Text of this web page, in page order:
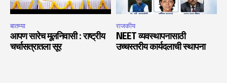
बातम्या
आपण सारेच मूलनिवासी : राष्ट्रीय
चर्चासत्रातला सूर
राजकीय
NEET व्यवस्थापनासाठी
उच्चस्तरीय कार्यदलाची स्थापना